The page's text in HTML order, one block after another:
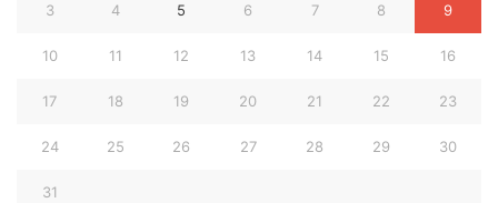
3 4 5 6 7 8 9
10 11 12 13 14 15 16
17 18 19 20 21 22 23
24 25 26 27 28 29 30
31